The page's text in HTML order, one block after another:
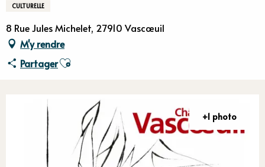
CULTURELLE
8 Rue Jules Michelet, 27910 Vascœuil
M'y rendre
PartagerAjouter aux favoris
+1 photo